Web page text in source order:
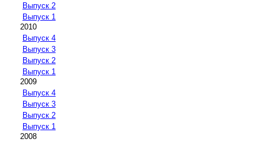
Выпуск 2
Выпуск 1
2010
Выпуск 4
Выпуск 3
Выпуск 2
Выпуск 1
2009
Выпуск 4
Выпуск 3
Выпуск 2
Выпуск 1
2008